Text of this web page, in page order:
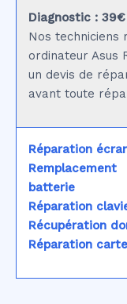
Diagnostic : 39€
Nos techniciens
ordinateur Asus
un devis de
avant toute
Réparation
Remplacement
batterie
Réparation
Récupération
Réparation